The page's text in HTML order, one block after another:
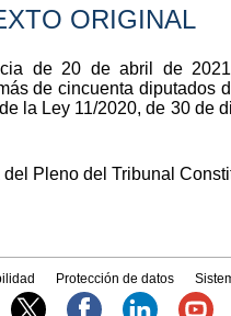
ORIGINAL
de 20 de abril de
de cincuenta diputados
la Ley 11/2020, de 30 de
Pleno del Tribunal
Protección de datos